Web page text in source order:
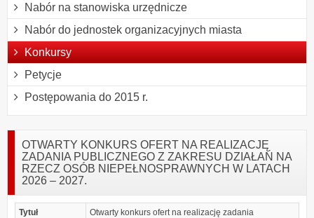
Nabór na stanowiska urzędnicze
Nabór do jednostek organizacyjnych miasta
Konkursy
Petycje
Postępowania do 2015 r.
OTWARTY KONKURS OFERT NA REALIZACJĘ
ZADANIA PUBLICZNEGO Z ZAKRESU DZIAŁAŃ NA
RZECZ OSÓB NIEPEŁNOSPRAWNYCH W LATACH
2026 – 2027.
Tytuł
Otwarty konkurs ofert na realizację zadania